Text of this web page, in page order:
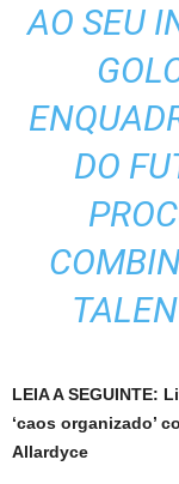
AO SEU
DO
LEIA A SEGUINTE:
‘caos organizado’
Allardyce